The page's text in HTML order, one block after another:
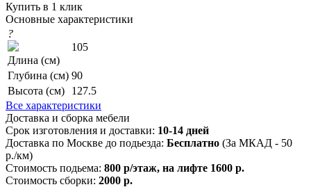
Купить в 1 клик
Основные характеристики
?
Длина (см)
105
Глубина (см) 90
Высота (см)
127.5
Все характеристики
Доставка и сборка мебели
Срок изготовления и доставки: 10-14 дней
Доставка по Москве до подьезда: Бесплатно (За МКАД - 50
р./км)
Стоимость подьема: 800 р/этаж, на лифте 1600 р.
Стоимость сборки: 2000 р.